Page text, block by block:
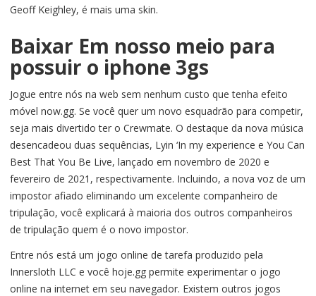
Geoff Keighley, é mais uma skin.
Baixar Em nosso meio para
possuir o iphone 3gs
Jogue entre nós na web sem nenhum custo que tenha efeito
móvel now.gg. Se você quer um novo esquadrão para competir,
seja mais divertido ter o Crewmate. O destaque da nova música
desencadeou duas sequências, Lyin ‘In my experience e You Can
Best That You Be Live, lançado em novembro de 2020 e
fevereiro de 2021, respectivamente. Incluindo, a nova voz de um
impostor afiado eliminando um excelente companheiro de
tripulação, você explicará à maioria dos outros companheiros
de tripulação quem é o novo impostor.
Entre nós está um jogo online de tarefa produzido pela
Innersloth LLC e você hoje.gg permite experimentar o jogo
online na internet em seu navegador. Existem outros jogos